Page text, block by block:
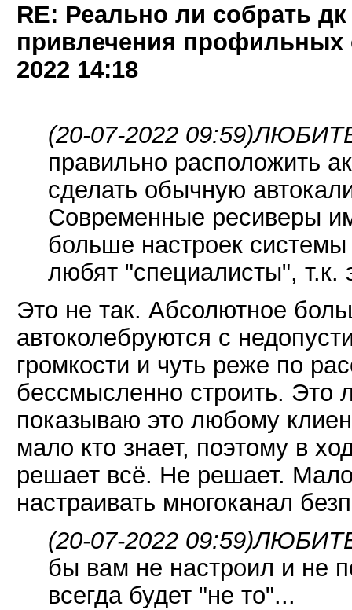
RE: Реально ли собрать
привлечения профильных
2022 14:18
(20-07-2022 09:59)
правильно расположить
сделать обычную
Современные ресиверы
больше настроек
любят "специалисты", т.к.
Это не так. Абсолютное
автоколебруются с
громкости и чуть реже по
бессмысленно строить. Это
показываю это любому
мало кто знает, поэтому в
решает всё. Не решает.
настраивать многоканал
(20-07-2022 09:59)
бы вам не настроил и не
всегда будет "не то"...